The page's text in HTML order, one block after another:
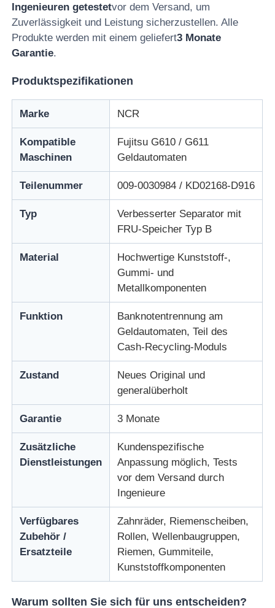
Produkte
Videos
Qualitätskontrolle
Kontakt
NCR-Geldautomatenteile
Ersatzteile für Wincor-Geldautomaten
Fujitsu Geldautomaten-Teile
GRG ATM-Teile
Ingenieuren getestetvor dem Versand, um
Zuverlässigkeit und Leistung sicherzustellen. Alle
Produkte werden mit einem geliefert3 Monate
Garantie.
Produktspezifikationen
Marke NCR
Kompatible
Maschinen
Fujitsu G610 / G611
Geldautomaten
Teilenummer 009-0030984 / KD02168-D916
Typ
Verbesserter Separator mit
FRU-Speicher Typ B
Material
Hochwertige Kunststoff-,
Gummi- und
Metallkomponenten
Funktion
Banknotentrennung am
Geldautomaten, Teil des
Cash-Recycling-Moduls
Zustand
Neues Original und
generalüberholt
Garantie 3 Monate
Zusätzliche
Dienstleistungen
Kundenspezifische
Anpassung möglich, Tests
vor dem Versand durch
Ingenieure
Verfügbares
Zubehör /
Ersatzteile
Zahnräder, Riemenscheiben,
Rollen, Wellenbaugruppen,
Riemen, Gummiteile,
Kunststoffkomponenten
Warum sollten Sie sich für uns entscheiden?